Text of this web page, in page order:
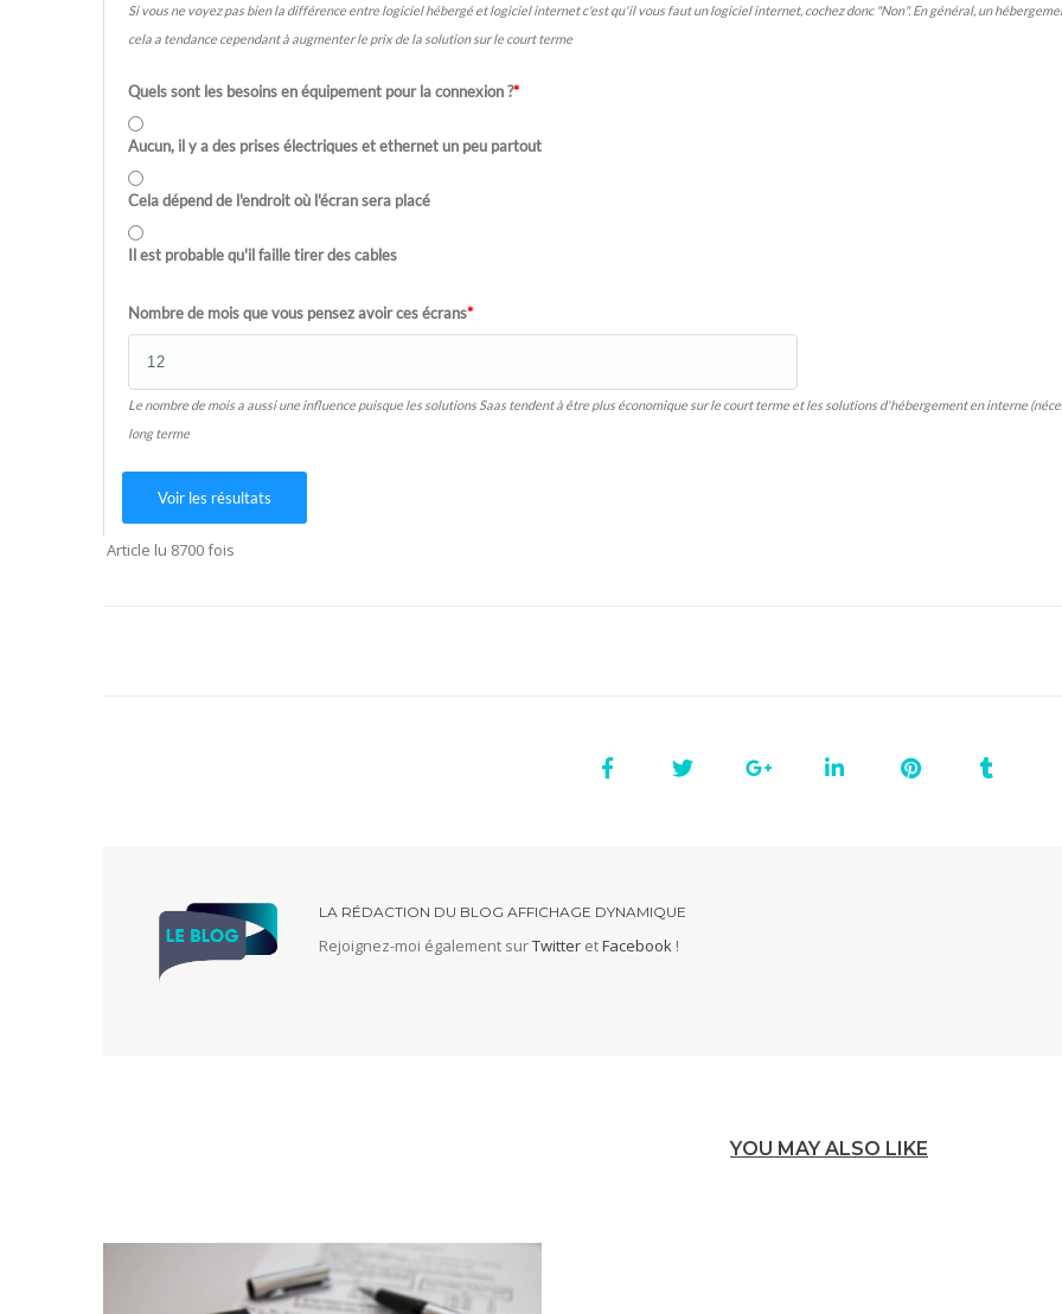
Si vous ne voyez pas bien la différence entre logiciel hébergé et logiciel internet c'est qu'il vous faut un logiciel internet, cochez donc "Non". En général, un
cela a tendance cependant à augmenter le prix de la solution sur le court terme
Quels sont les besoins en équipement pour la connexion ?*
Aucun, il y a des prises électriques et ethernet un peu partout
Cela dépend de l'endroit où l'écran sera placé
Il est probable qu'il faille tirer des cables
Nombre de mois que vous pensez avoir ces écrans*
Le nombre de mois a aussi une influence puisque les solutions Saas tendent à être plus économique sur le court terme et les solutions d'hébergement en interne
long terme
Voir les résultats
Article lu 8700 fois
LA RÉDACTION DU BLOG AFFICHAGE DYNAMIQUE
Rejoignez-moi également surTwitteretFacebook!
YOU MAY ALSO LIKE